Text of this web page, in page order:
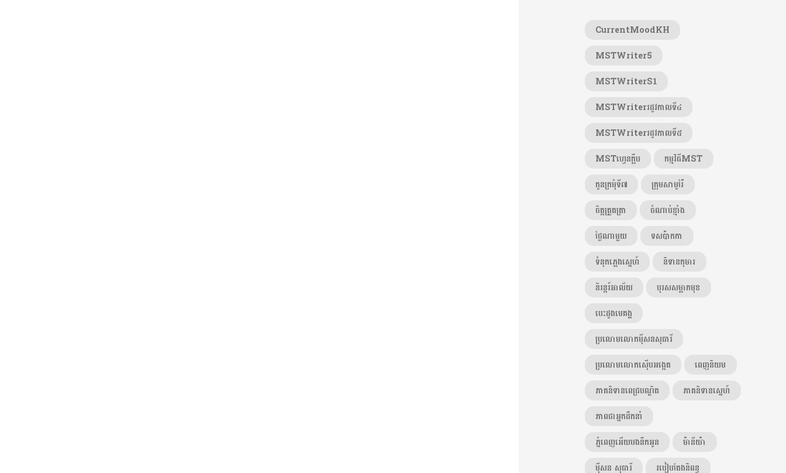
CurrentMoodKH
MSTWriter5
MSTWriterS1
MSTWriterរដូវកាលទី៤
MSTWriterរដូវកាលទី៥
MSTហ្វេនក្លឹប
កម្មវិធីMST
កូនក្រមុំទី៧
ក្រុមសាមូរ៉ៃ
ចិត្តត្រួតត្រា
ចំណាប់ខ្មាំង
ថ្ងៃណាមួយ
ទសប៉ាកកា
ទំនុកភ្លេងស្នេហ៍
និទានកុមារ
និរន្តរ៍អាល័យ
បុរសសម្លាកមុខ
បេះដូងមេគង្គ
ប្រលោមលោកម៉ីសនសុធារី
ប្រលោមលោកស៊ើបអង្កេត
ពេញនិយម
ភាគនិទានពេជ្របណ្ឌិត
ភាគនិទានស្នេហ៍
ភាពជាអ្នកដឹកនាំ
ភ្នំពេញអើយបងនឹកអូន
ម៉ានីយ៉ា
ម៉ីសន សុធារី
របៀបតែងនិពន្ធ